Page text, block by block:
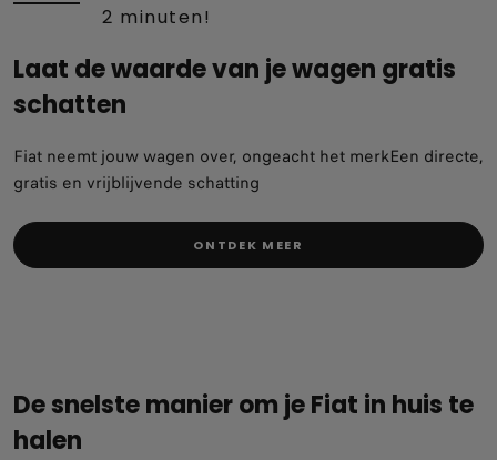
2 minuten!
Laat de waarde van je wagen gratis
schatten
Fiat neemt jouw wagen over, ongeacht het merk​Een directe,
gratis en vrijblijvende schatting​
ONTDEK MEER
De snelste manier om je Fiat in huis te
halen